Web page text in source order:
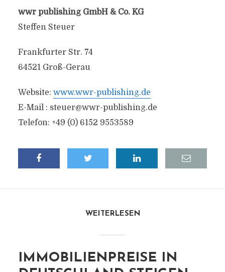
wwr publishing GmbH & Co. KG
Steffen Steuer
Frankfurter Str. 74
64521 Groß-Gerau
Website: www.wwr-publishing.de
E-Mail : steuer@wwr-publishing.de
Telefon: +49 (0) 6152 9553589
WEITERLESEN
IMMOBILIENPREISE IN